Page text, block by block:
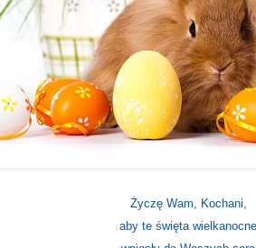
Życzę Wam, Kochani,
aby te święta wielkanocne